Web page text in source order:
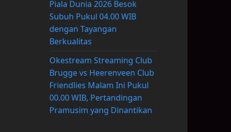
Piala Dunia 2026 Besok
Subuh Pukul 04.00 WIB
dengan Tayangan
Berkualitas
Okestream Streaming Club
Brugge vs Heerenveen Club
Friendlies Malam Ini Pukul
00.00 WIB, Pertandingan
Pramusim yang Dinantikan